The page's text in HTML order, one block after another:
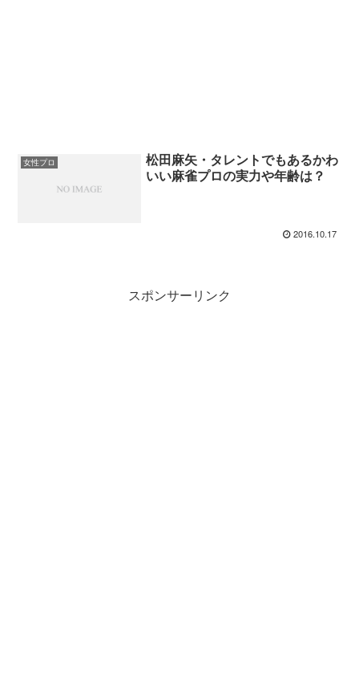
女性プロ
松田麻矢・タレントでもあるかわ
いい麻雀プロの実力や年齢は？
2016.10.17
スポンサーリンク